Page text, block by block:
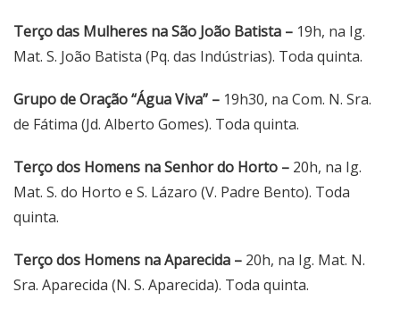
Terço das Mulheres na São João Batista – 19h, na Ig.
Mat. S. João Batista (Pq. das Indústrias). Toda quinta.
Grupo de Oração “Água Viva” – 19h30, na Com. N. Sra.
de Fátima (Jd. Alberto Gomes). Toda quinta.
Terço dos Homens na Senhor do Horto – 20h, na Ig.
Mat. S. do Horto e S. Lázaro (V. Padre Bento). Toda
quinta.
Terço dos Homens na Aparecida – 20h, na Ig. Mat. N.
Sra. Aparecida (N. S. Aparecida). Toda quinta.